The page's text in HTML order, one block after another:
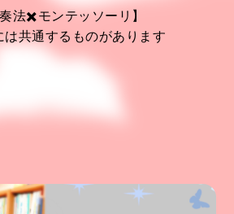
奏法✖️モンテッソーリ】
は共通するものがあります